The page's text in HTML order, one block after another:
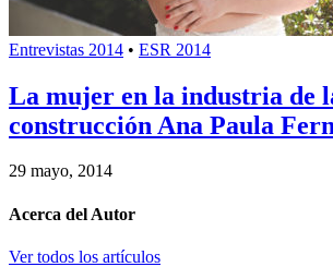
Entrevistas 2014 • ESR 2014
La mujer en la industria de
construcción Ana Paula
29 mayo, 2014
Acerca del Autor
Ver todos los artículos